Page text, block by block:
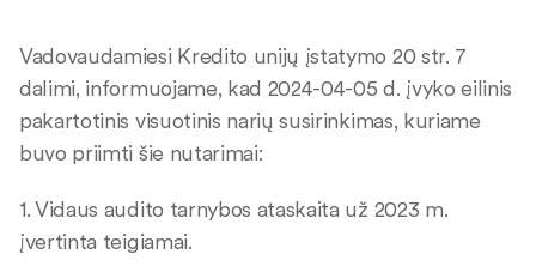
Vadovaudamiesi Kredito unijų įstatymo 20 str. 7
dalimi, informuojame, kad 2024-04-05 d. įvyko eilinis
pakartotinis visuotinis narių susirinkimas, kuriame
buvo priimti šie nutarimai:
1. Vidaus audito tarnybos ataskaita už 2023 m.
įvertinta teigiamai.